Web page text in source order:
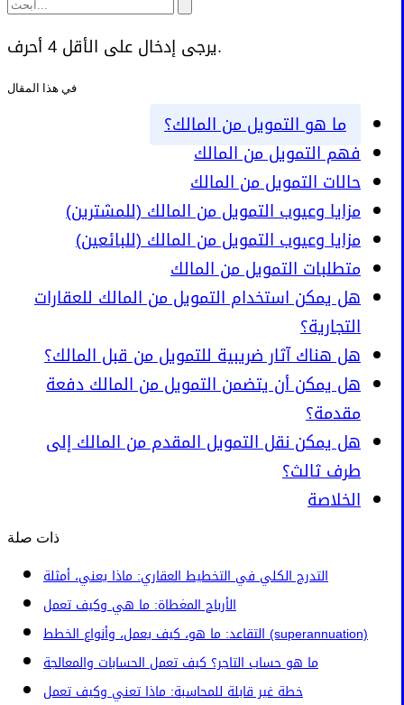
يرجى إدخال على الأقل 4 أحرف.
في هذا المقال
ما هو التمويل من المالك؟
فهم التمويل من المالك
حالات التمويل من المالك
مزايا وعيوب التمويل من المالك (للمشترين)
مزايا وعيوب التمويل من المالك (للبائعين)
متطلبات التمويل من المالك
هل يمكن استخدام التمويل من المالك للعقارات
التجارية؟
هل هناك آثار ضريبية للتمويل من قبل المالك؟
هل يمكن أن يتضمن التمويل من المالك دفعة
مقدمة؟
هل يمكن نقل التمويل المقدم من المالك إلى
طرف ثالث؟
الخلاصة
ذات صلة
التدرج الكلي في التخطيط العقاري: ماذا يعني، أمثلة
الأرباح المغطاة: ما هي وكيف تعمل
التقاعد: ما هو، كيف يعمل، وأنواع الخطط (superannuation)
ما هو حساب التاجر؟ كيف تعمل الحسابات والمعالجة
خطة غير قابلة للمحاسبة: ماذا تعني وكيف تعمل